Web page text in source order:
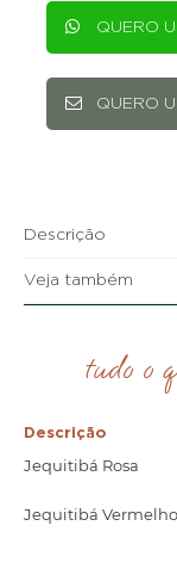
QUERO
QUERO
Descrição
Veja também
tudo o
Descrição
Jequitibá Rosa
Jequitibá Vermelho